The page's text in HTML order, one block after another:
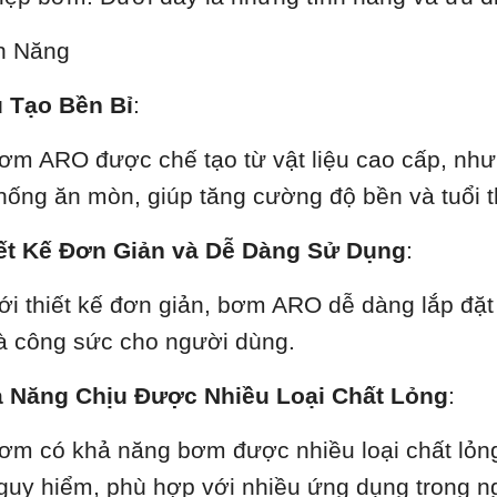
Năng
Tạo Bền Bỉ:
ARO được chế tạo từ vật liệu cao cấp,
ăn mòn, giúp tăng cường độ bền và tuổi
Kế Đơn Giản và Dễ Dàng Sử Dụng:
thiết kế đơn giản, bơm ARO dễ dàng lắp
công sức cho người dùng.
Năng Chịu Được Nhiều Loại Chất Lỏng:
có khả năng bơm được nhiều loại chất
hiểm, phù hợp với nhiều ứng dụng trong